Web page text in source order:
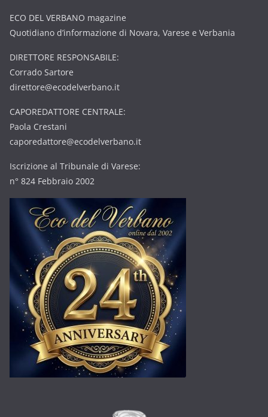
ECO DEL VERBANO magazine
Quotidiano d’informazione di Novara, Varese e Verbania
DIRETTORE RESPONSABILE:
Corrado Sartore
direttore@ecodelverbano.it
CAPOREDATTORE CENTRALE:
Paola Crestani
caporedattore@ecodelverbano.it
Iscrizione al Tribunale di Varese:
n° 824 Febbraio 2002